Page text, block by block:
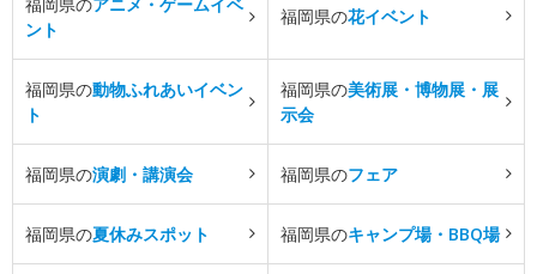
ント
福岡県の花イベント
福岡県の動物ふれあいイベン
ト
福岡県の美術展・博物展・展
示会
福岡県の演劇・講演会 福岡県のフェア
福岡県の夏休みスポット 福岡県のキャンプ場・BBQ場